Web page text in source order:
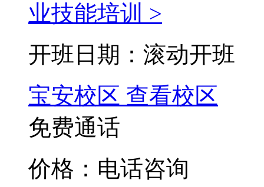
业技能培训 >
开班日期：滚动开班
宝安校区 查看校区
免费通话
价格：电话咨询